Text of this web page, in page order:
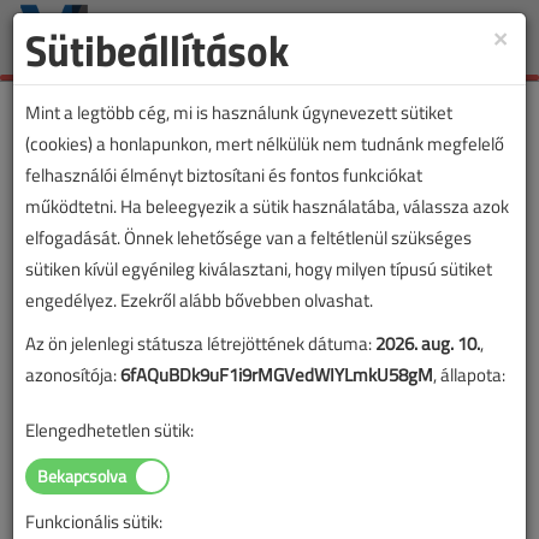
Toggle
Lapszám:
TARTALOM
Eszközeink
Hőkamerákról szakmai
szemmel
2015/5. lapszám|
×
Sütibeállítások
Mint a legtöbb cég, mi is használunk úgynevezett sütiket
(cookies) a honlapunkon, mert nélkülük nem tudnánk megfelelő
felhasználói élményt biztosítani és fontos funkciókat
működtetni. Ha beleegyezik a sütik használatába, válassza azok
elfogadását. Önnek lehetősége van a feltétlenül szükséges
sütiken kívül egyénileg kiválasztani, hogy milyen típusú sütiket
engedélyez. Ezekről alább bővebben olvashat.
Az ön jelenlegi státusza létrejöttének dátuma:2026. aug. 10.,
azonosítója:6fAQuBDk9uF1i9rMGVedWIYLmkU58gM, állapota:
Elengedhetetlen sütik:
Funkcionális sütik: